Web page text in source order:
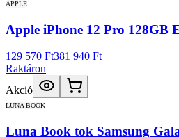
APPLE
Apple iPhone 12 Pro 128GB
129 570 Ft381 940 Ft
Raktáron
Akció
LUNA BOOK
Luna Book tok Samsung